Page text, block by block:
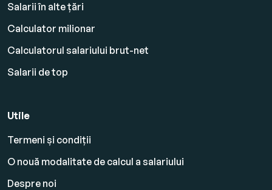
Salarii în alte țări
Calculator milionar
Calculatorul salariului brut-net
Salarii de top
Utile
Termeni și condiții
O nouă modalitate de calcul a salariului
Despre noi